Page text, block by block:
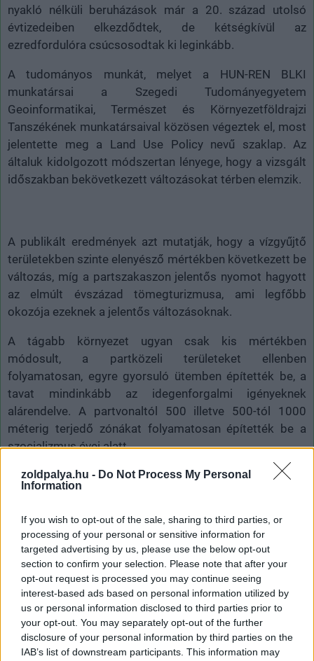
zoldpalya.hu - Do Not Process My Personal
Information
If you wish to opt-out of the sale, sharing to third parties, or
processing of your personal or sensitive information for
targeted advertising by us, please use the below opt-out
section to confirm your selection. Please note that after your
opt-out request is processed you may continue seeing
interest-based ads based on personal information utilized by
us or personal information disclosed to third parties prior to
your opt-out. You may separately opt-out of the further
disclosure of your personal information by third parties on the
IAB’s list of downstream participants. This information may
nyakló nélküli beruházások már a 20. század utolsó
évtizedeiben elkezdődtek, de kétségkívül az
ezredfordulóra csúcsosodtak ki leginkább.
A tudományos munkát, melyet a HUN-REN BLKI
munkatársai a Szegedi Tudományegyetem
Geoinformatikai, Természet és Környezetföldrajzi
Tanszékének munkatársaival közösen végeztek el, most
jelentette meg a Land Use Policy nevű szaklap. Az
általuk kidolgozott módszertan lényege, hogy a vizsgált
időszakban bekövetkezett változásokat térben elemzik.
A publikált eredmények azt mutatják, hogy a vízgyűjtő
területekben szinte elenyésző mértékben következett be
változás, míg a partszakaszon jelentős nyomot hagyott
az elmúlt évszázad tömegturizmusa, ami legfőbb
okozója ezeknek a jelentős változásoknak.
A tágabb környezet ugyan csak kis mértékben
módosult, a partközeli területeket ellenben
folyamatosan, egyre gyorsuló ütemben építették be, a
tavat mindinkább az idegenforgalmi igényeknek
alárendelve. A partvonaltól 500 illetve 500-tól 1000
méterig terjedő zónákat folyamatosan építették be a
szocializmus évei alatt.
Ekkor a Balaton a közép- és kelet-európai térség
lakóinak volt kedvelt üdülési desztinációja. Ez a folyamat
leomlása után, ám ezzel párhuzamosan nem állt le a vad
és gyakran szabályozatlan terjeszkedés, urbanizáció. A
tanulmány szerzői úgy gondolják, hogy a
döntéshozóknak és a helyiek képviseletének együtt
kellene fellépniük az épen maradt természeti területek
védelmében, és ezt erős törvényi szabályozással lenne
szükséges megtámogatni.